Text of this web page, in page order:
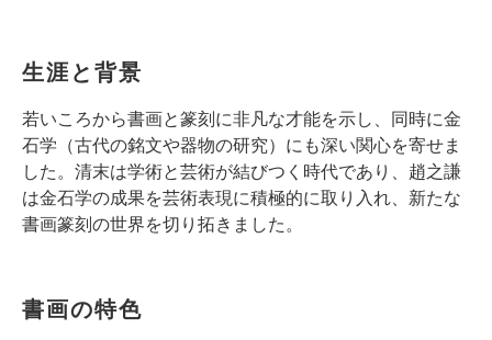
生涯と背景
若いころから書画と篆刻に非凡な才能を示し、同時に金
石学（古代の銘文や器物の研究）にも深い関心を寄せま
した。清末は学術と芸術が結びつく時代であり、趙之謙
は金石学の成果を芸術表現に積極的に取り入れ、新たな
書画篆刻の世界を切り拓きました。
書画の特色